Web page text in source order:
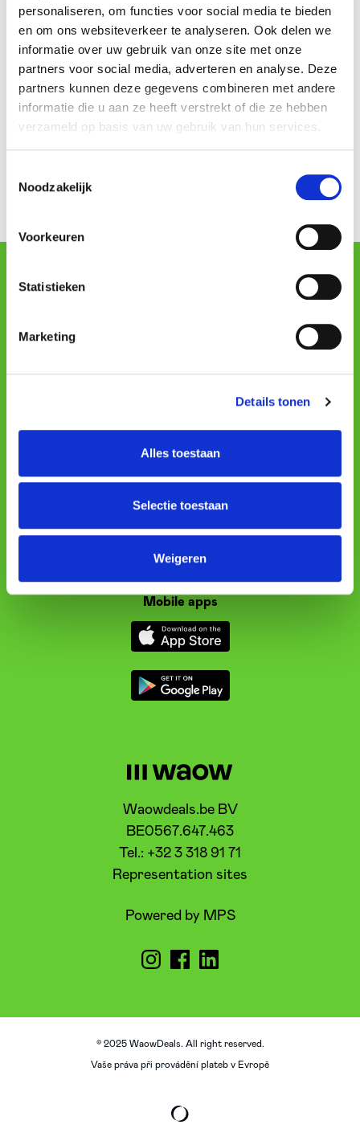
personaliseren, om functies voor social media te bieden
en om ons websiteverkeer te analyseren. Ook delen we
informatie over uw gebruik van onze site met onze
partners voor social media, adverteren en analyse. Deze
partners kunnen deze gegevens combineren met andere
informatie die u aan ze heeft verstrekt of die ze hebben
verzameld op basis van uw gebruik van hun services.
Noodzakelijk
Voorkeuren
Statistieken
Marketing
Details tonen
Alles toestaan
Selectie toestaan
Weigeren
Waow Czech
Republic
Prague Stock Exchange – Regus
Prague 110 05
Waowdeals.be BV
BE0567.647.463
Tel.: +32 3 318 91 71
Representation sites
Powered by MPS
Podmínky
Cookie Policy
Privacy Policy
Terms & Conditions
Mobile apps
© 2025 WaowDeals. All right reserved.
Vaše práva při provádění plateb v Evropě